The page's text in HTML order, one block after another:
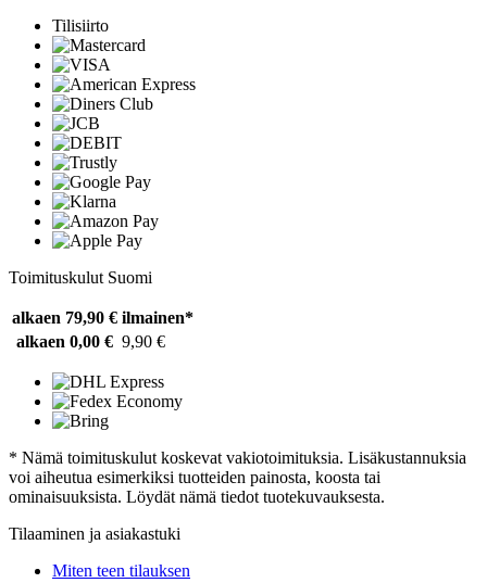
Tilisiirto
Toimituskulut Suomi
alkaen 79,90 € ilmainen*
alkaen 0,00 € 9,90 €
* Nämä toimituskulut koskevat vakiotoimituksia. Lisäkustannuksia
voi aiheutua esimerkiksi tuotteiden painosta, koosta tai
ominaisuuksista. Löydät nämä tiedot tuotekuvauksesta.
Tilaaminen ja asiakastuki
Miten teen tilauksen